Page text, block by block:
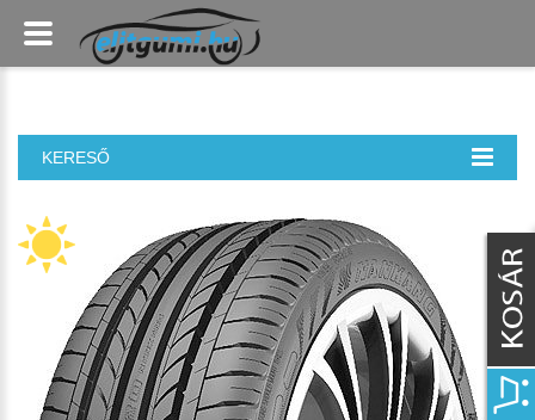
KERESŐ